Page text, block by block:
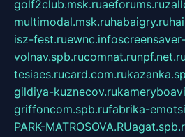
golf2club.msk.ruaeforums.ru
multimodal.msk.ruhabaigry.ru
isz-fest.ruewnc.info
volnav.spb.rucomnat.runpf.net.ru
tesiaes.rucard.com.ru
gildiya-kuznecov.ru
griffoncom.spb.rufabrika-
PARK-MATROSOVA.RU